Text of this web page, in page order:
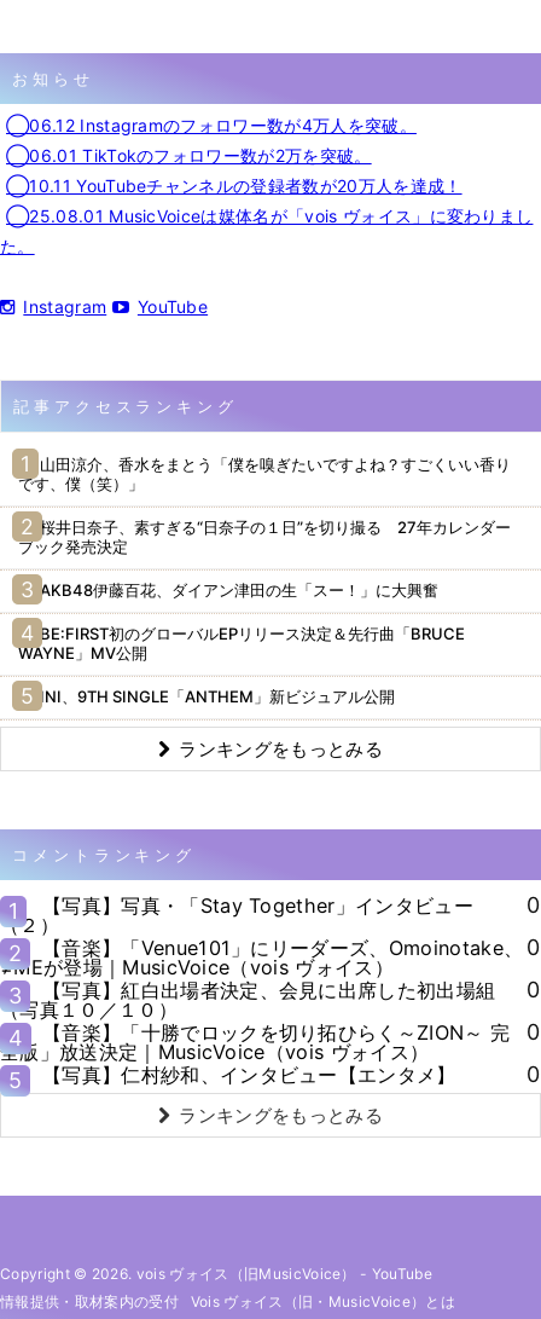
お知らせ
◯06.12 Instagramのフォロワー数が4万人を突破。
◯06.01 TikTokのフォロワー数が2万を突破。
◯10.11 YouTubeチャンネルの登録者数が20万人を達成！
◯25.08.01 MusicVoiceは媒体名が「vois ヴォイス」に変わりまし
た。
Instagram YouTube
記事アクセスランキング
山田涼介、香水をまとう「僕を嗅ぎたいですよね？すごくいい香り
です、僕（笑）」
桜井日奈子、素すぎる“日奈子の１日”を切り撮る 27年カレンダー
ブック発売決定
AKB48伊藤百花、ダイアン津田の生「スー！」に大興奮
BE:FIRST初のグローバルEPリリース決定＆先行曲「BRUCE
WAYNE」MV公開
INI、9TH SINGLE「ANTHEM」新ビジュアル公開
ランキングをもっとみる
コメントランキング
1
【写真】写真・「Stay Together」インタビュー
（２）
0
2
【音楽】「Venue101」にリーダーズ、Omoinotake、
≠MEが登場｜MusicVoice（vois ヴォイス）
0
3
【写真】紅白出場者決定、会見に出席した初出場組
（写真１０／１０）
0
4
【音楽】「十勝でロックを切り拓ひらく～ZION～ 完
全版」放送決定｜MusicVoice（vois ヴォイス）
0
5
【写真】仁村紗和、インタビュー【エンタメ】 0
ランキングをもっとみる
Copyright © 2026. vois ヴォイス（旧MusicVoice） - YouTube
情報提供・取材案内の受付
Vois ヴォイス（旧・MusicVoice）とは